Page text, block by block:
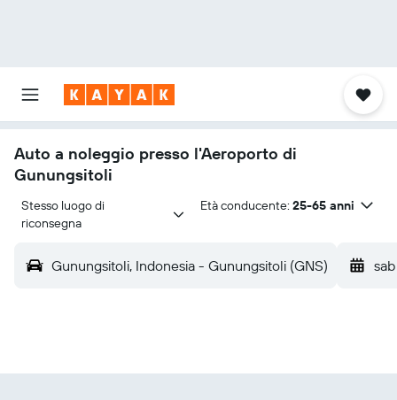
Auto a noleggio presso l'Aeroporto di
Gunungsitoli
Stesso luogo di
riconsegna
Età conducente: 25-65 anni
Gunungsitoli, Indonesia - Gunungsitoli (GNS)